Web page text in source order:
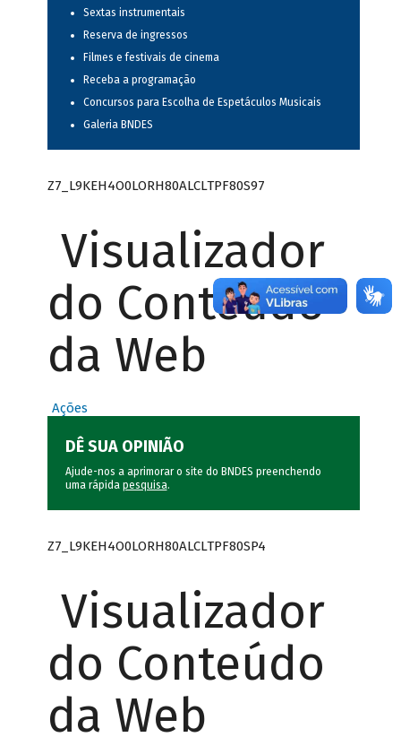
Sextas instrumentais
Reserva de ingressos
Filmes e festivais de cinema
Receba a programação
Concursos para Escolha de Espetáculos Musicais
Galeria BNDES
Z7_L9KEH4O0LORH80ALCLTPF80S97
Visualizador
do Conteúdo
da Web
Ações
DÊ SUA OPINIÃO
Ajude-nos a aprimorar o site do BNDES preenchendo
uma rápida pesquisa.
Z7_L9KEH4O0LORH80ALCLTPF80SP4
Visualizador
do Conteúdo
da Web